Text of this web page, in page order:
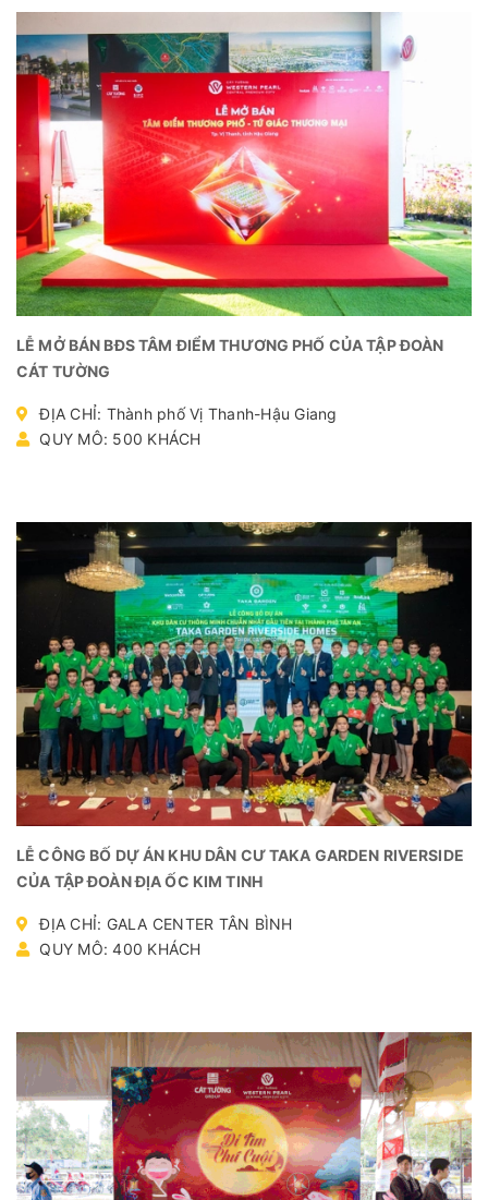
LỄ MỞ BÁN BĐS TÂM ĐIỂM THƯƠNG PHỐ CỦA TẬP ĐOÀN
CÁT TƯỜNG
ĐỊA CHỈ: Thành phố Vị Thanh-Hậu Giang
QUY MÔ: 500 KHÁCH
LỄ CÔNG BỐ DỰ ÁN KHU DÂN CƯ TAKA GARDEN RIVERSIDE
CỦA TẬP ĐOÀN ĐỊA ỐC KIM TINH
ĐỊA CHỈ: GALA CENTER TÂN BÌNH
QUY MÔ: 400 KHÁCH